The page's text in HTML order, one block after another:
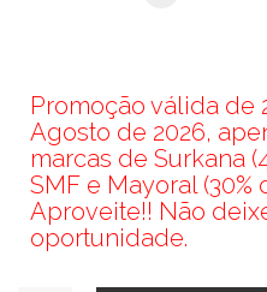
Promoção válida de
Agosto de 2026,
marcas de Surkana
SMF e Mayoral (30%
Aproveite!! Não
oportunidade.